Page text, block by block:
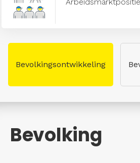
Bevolkingsontwikkeling
Bevolking